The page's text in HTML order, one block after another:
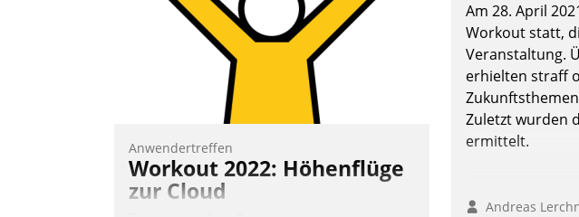
Anwendertreffen
Workout 2022: Höhenflüge
zur Cloud
Am 28. April
Workout statt,
Veranstaltung.
erhielten straff
Zuletzt wurden
ermittelt.
Andreas